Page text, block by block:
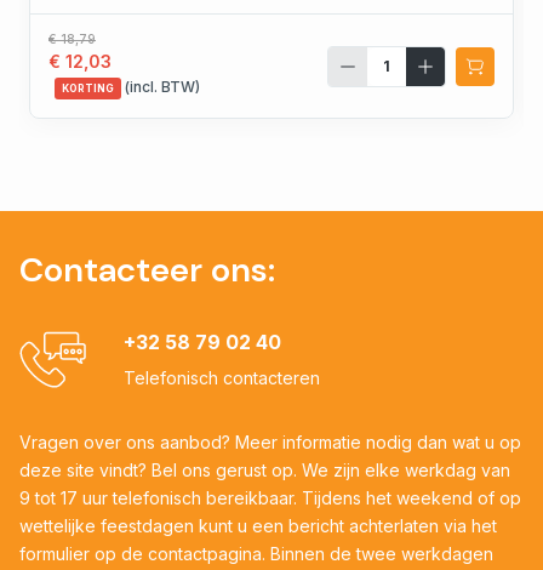
€ 18,79
€ 12,03
KORTING (incl. BTW)
Contacteer ons:
+32 58 79 02 40
Telefonisch contacteren
Vragen over ons aanbod? Meer informatie nodig dan wat u op
deze site vindt? Bel ons gerust op. We zijn elke werkdag van
9 tot 17 uur telefonisch bereikbaar. Tijdens het weekend of op
wettelijke feestdagen kunt u een bericht achterlaten via het
formulier op de contactpagina. Binnen de twee werkdagen